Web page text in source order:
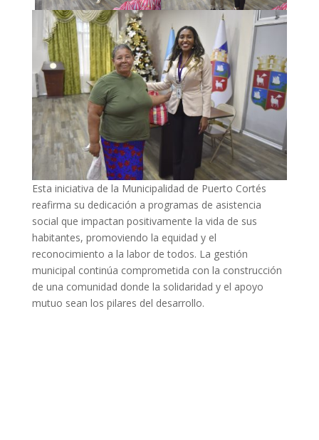
Esta iniciativa de la Municipalidad de Puerto Cortés
reafirma su dedicación a programas de asistencia
social que impactan positivamente la vida de sus
habitantes, promoviendo la equidad y el
reconocimiento a la labor de todos. La gestión
municipal continúa comprometida con la construcción
de una comunidad donde la solidaridad y el apoyo
mutuo sean los pilares del desarrollo.